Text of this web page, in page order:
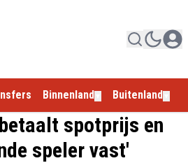
Binnenland Buitenland
spotprijs en
speler vast'